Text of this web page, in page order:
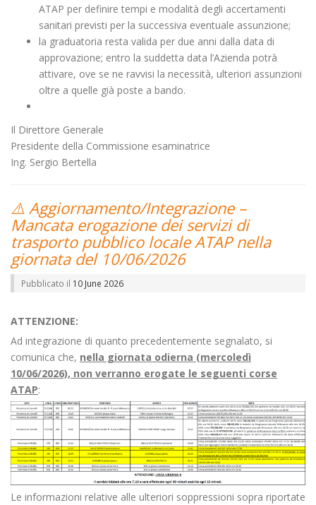
ATAP per definire tempi e modalità degli accertamenti
sanitari previsti per la successiva eventuale assunzione;
la graduatoria resta valida per due anni dalla data di
approvazione; entro la suddetta data l’Azienda potrà
attivare, ove se ne ravvisi la necessità, ulteriori assunzioni
oltre a quelle già poste a bando.
Il Direttore Generale
Presidente della Commissione esaminatrice
Ing. Sergio Bertella
⚠️ Aggiornamento/Integrazione –
Mancata erogazione dei servizi di
trasporto pubblico locale ATAP nella
giornata del 10/06/2026
Pubblicato il 10 June 2026
ATTENZIONE:
Ad integrazione di quanto precedentemente segnalato, si
comunica che, nella giornata odierna (mercoledì
10/06/2026), non verranno erogate le seguenti corse
ATAP:
Le informazioni relative alle ulteriori soppressioni sopra riportate